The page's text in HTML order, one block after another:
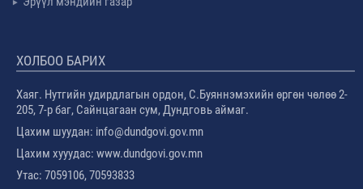
ХОЛБОО БАРИХ
Хаяг. Нутгийн удирдлагын ордон, С.Буяннэмэхийн өргөн чөлөө 2-
205, 7-р баг, Сайнцагаан сум, Дундговь аймаг.
Цахим шуудан: info@dundgovi.gov.mn
Цахим хууудас: www.dundgovi.gov.mn
Утас: 7059106, 70593833